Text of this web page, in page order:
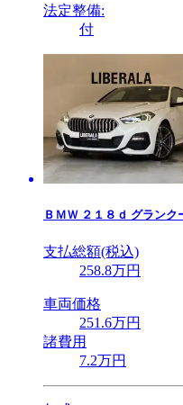
法定整備:
付
ＢＭＷ ２１８ｄ グランク
支払総額(税込)
258.8万円
車両価格
251 .6万円
諸費用
7.2万円